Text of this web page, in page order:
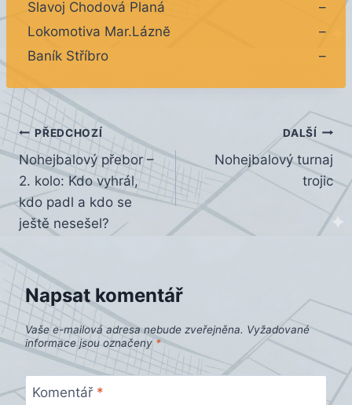
Slavoj Chodová Planá
–
Lokomotiva Mar.Láznĕ
–
Baník Stříbro
–
Navigace
pro
příspěvek
PŘEDCHOZÍ
Nohejbalový přebor –
2. kolo: Kdo vyhrál,
kdo padl a kdo se
ještě nesešel?
DALŠÍ
Nohejbalový turnaj
trojic
Napsat komentář
Vaše e-mailová adresa nebude zveřejněna. Vyžadované
informace jsou označeny *
Komentář *